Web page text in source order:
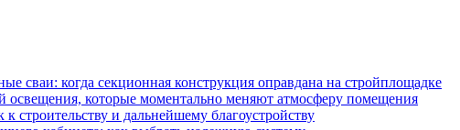
сваи: когда секционная конструкция оправдана на стройплощадке
освещения, которые моментально меняют атмосферу помещения
к строительству и дальнейшему благоустройству